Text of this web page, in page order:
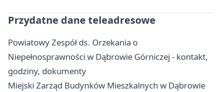
Przydatne dane teleadresowe
Powiatowy Zespół ds. Orzekania o
Niepełnosprawności w Dąbrowie Górniczej - kontakt,
godziny, dokumenty
Miejski Zarząd Budynków Mieszkalnych w Dąbrowie